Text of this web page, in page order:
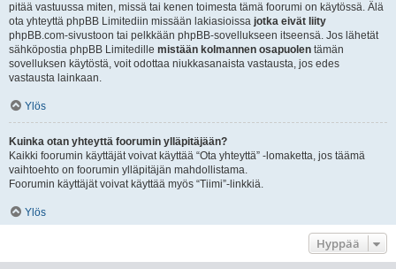
pitää vastuussa miten, missä tai kenen toimesta tämä foorumi on käytössä. Älä
ota yhteyttä phpBB Limitediin missään lakiasioissa jotka eivät liity
phpBB.com-sivustoon tai pelkkään phpBB-sovellukseen itseensä. Jos lähetät
sähköpostia phpBB Limitedille mistään kolmannen osapuolen tämän
sovelluksen käytöstä, voit odottaa niukkasanaista vastausta, jos edes
vastausta lainkaan.
Ylös
Kuinka otan yhteyttä foorumin ylläpitäjään?
Kaikki foorumin käyttäjät voivat käyttää “Ota yhteyttä” -lomaketta, jos täämä
vaihtoehto on foorumin ylläpitäjän mahdollistama.
Foorumin käyttäjät voivat käyttää myös “Tiimi”-linkkiä.
Ylös
Hyppää